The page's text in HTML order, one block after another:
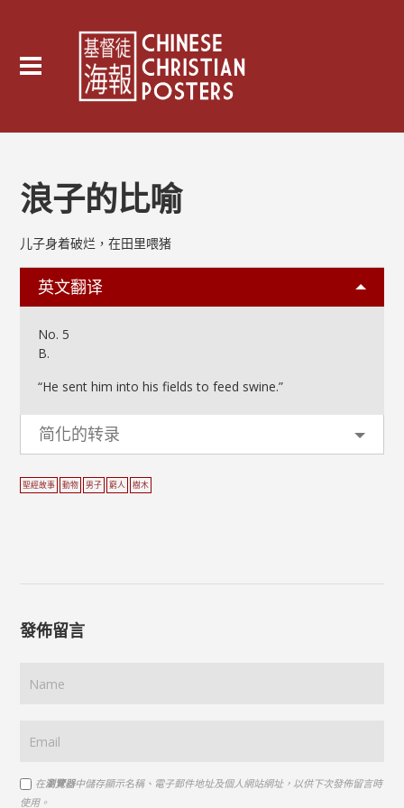
浪子的比喻
儿子身着破烂，在田里喂猪
英文翻译
No. 5
B.
“He sent him into his fields to feed swine.”
简化的转录
聖經故事 動物 男子 窮人 樹木
發佈留言
在瀏覽器中儲存顯示名稱、電子郵件地址及個人網站網址，以供下次發佈留言時
使用。